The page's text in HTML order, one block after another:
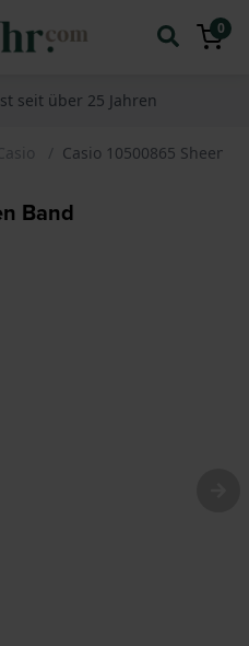
0
seit über 25 Jahren
Casio 10500865 Sheen
Band